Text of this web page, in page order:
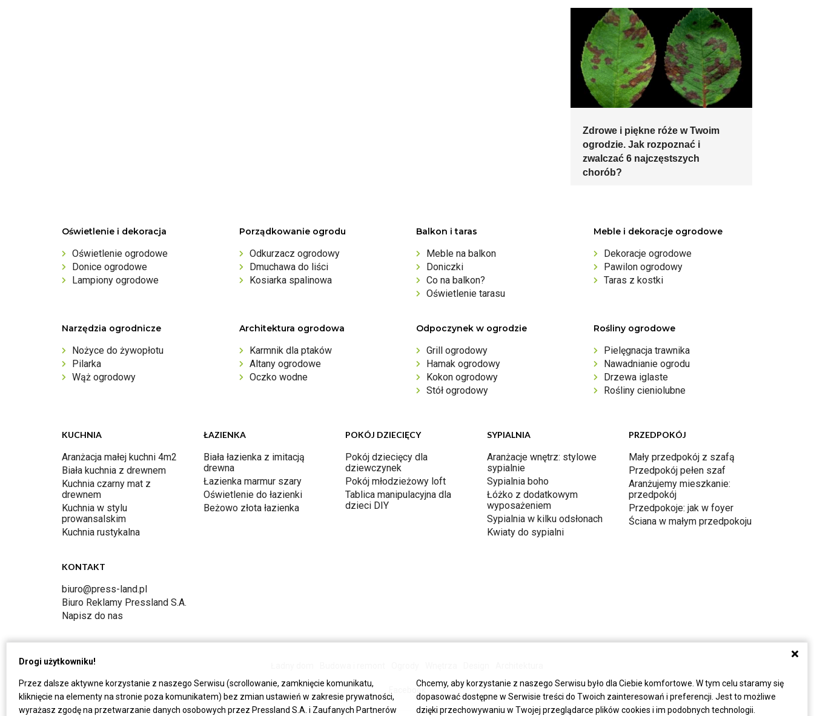
Zdrowe i piękne róże w Twoim
ogrodzie. Jak rozpoznać i
zwalczać 6 najczęstszych
chorób?
Oświetlenie i dekoracja
Oświetlenie ogrodowe
Donice ogrodowe
Lampiony ogrodowe
Porządkowanie ogrodu
Odkurzacz ogrodowy
Dmuchawa do liści
Kosiarka spalinowa
Balkon i taras
Meble na balkon
Doniczki
Co na balkon?
Oświetlenie tarasu
Meble i dekoracje ogrodowe
Dekoracje ogrodowe
Pawilon ogrodowy
Taras z kostki
Narzędzia ogrodnicze
Nożyce do żywopłotu
Pilarka
Wąż ogrodowy
Architektura ogrodowa
Karmnik dla ptaków
Altany ogrodowe
Oczko wodne
Odpoczynek w ogrodzie
Grill ogrodowy
Hamak ogrodowy
Kokon ogrodowy
Stół ogrodowy
Rośliny ogrodowe
Pielęgnacja trawnika
Nawadnianie ogrodu
Drzewa iglaste
Rośliny cieniolubne
KUCHNIA
Aranżacja małej kuchni 4m2
Biała kuchnia z drewnem
Kuchnia czarny mat z
drewnem
Kuchnia w stylu
prowansalskim
Kuchnia rustykalna
ŁAZIENKA
Biała łazienka z imitacją
drewna
Łazienka marmur szary
Oświetlenie do łazienki
Beżowo złota łazienka
POKÓJ DZIECIĘCY
Pokój dziecięcy dla
dziewczynek
Pokój młodzieżowy loft
Tablica manipulacyjna dla
dzieci DIY
SYPIALNIA
Aranżacje wnętrz: stylowe
sypialnie
Sypialnia boho
Łóżko z dodatkowym
wyposażeniem
Sypialnia w kilku odsłonach
Kwiaty do sypialni
PRZEDPOKÓJ
Mały przedpokój z szafą
Przedpokój pełen szaf
Aranżujemy mieszkanie:
przedpokój
Przedpokoje: jak w foyer
Ściana w małym przedpokoju
KONTAKT
biuro@press-land.pl
Biuro Reklamy Pressland S.A.
Napisz do nas
Drogi użytkowniku!
Przez dalsze aktywne korzystanie z naszego Serwisu (scrollowanie, zamknięcie komunikatu,
kliknięcie na elementy na stronie poza komunikatem) bez zmian ustawień w zakresie prywatności,
wyrażasz zgodę na przetwarzanie danych osobowych przez Pressland S.A. i Zaufanych Partnerów
Chcemy, aby korzystanie z naszego Serwisu było dla Ciebie komfortowe. W tym celu staramy się
dopasować dostępne w Serwisie treści do Twoich zainteresowań i preferencji. Jest to możliwe
dzięki przechowywaniu w Twojej przeglądarce plików cookies i im podobnych technologii.